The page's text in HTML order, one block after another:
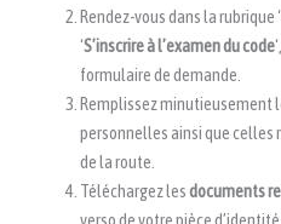
Rendez-vous dans la rubrique
‘S’inscrire à l’examen du code
formulaire de demande.
Remplissez minutieusement
personnelles ainsi que celles
de la route.
Téléchargez lesdocuments